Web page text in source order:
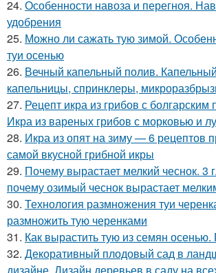
24. Особенности навоза и перегноя.
удобрения
25. Можно ли сажать тую зимой.
туи осенью
26. Вечный капельный полив.
капельницы, спринклеры,
27. Рецепт икра из грибов с
Икра из вареных грибов с морковью и
28. Икра из опят на зиму — 6 рецептов
самой вкусной грибной икры
29. Почему вырастает мелкий чеснок. 3
почему озимый чеснок вырастает
30. Технология размножения туи
размножить тую черенками
31. Как вырастить тую из семян осенью.
32. Декоративный плодовый сад в